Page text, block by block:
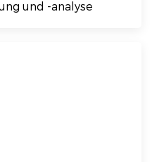
und -analyse